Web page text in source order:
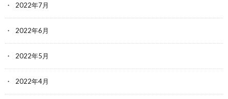
2022年7月
2022年6月
2022年5月
2022年4月